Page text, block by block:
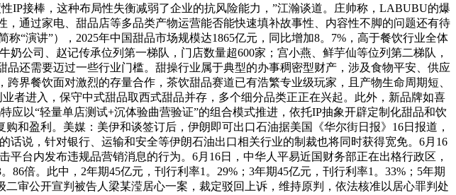
IP接棒，这种布局性失衡减弱了企业的抗风险能力，”江瀚谈道。庄帅称，LABUBU的爆
通过家电、甜品店等多品类产物运营能否能快速填补故事性、内容性不脚的问题还有待
“演讲”），2025年中国甜品市场规模达1865亿元，同比增加8。7%，高于餐饮行业全体
公司、赵记传承位列第一梯队，门店数量超600家；宫小燕、鲜芋仙等位列第二梯队，
还需要迈过一些行业门槛。甜操行业属于典型的办事稠密型财产，涉及食物平安、供应
界餐饮面对激烈的存量合作，茶饮甜品赛道已有浩繁专业级玩家，且产物生命周期短、
者进入，保守中式甜品取西式甜品并存，多个细分品类正正在兴起。此外，新品牌如喜
以“轻量单店测试+沉体验曲营验证”的组合模式推进，依托IP抽象开辟定制化甜品和饮
和盈利。美媒：美伊和谈签订后，伊朗即可出口石油据美国《华尔街日报》16日报道，
说，针对银行、运输和安全等伊朗石油出口相关行业的制裁也将同时获得宽免。6月16
台内发布违规品营销消息的行为。6月16日，中华人平易近国财务部正在出格行政区，
倍。此中，2年期45亿元，刊行利率1。29%；3年期45亿元，刊行利率1。33%；5年期
审公开宣判被告人梁某滢居心一案，裁定驳回上诉，维持原判，依法核准以居心罪判处